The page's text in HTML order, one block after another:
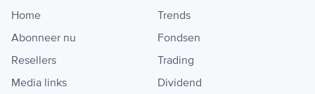
Home
Abonneer nu
Resellers
Media links
Trends
Fondsen
Trading
Dividend